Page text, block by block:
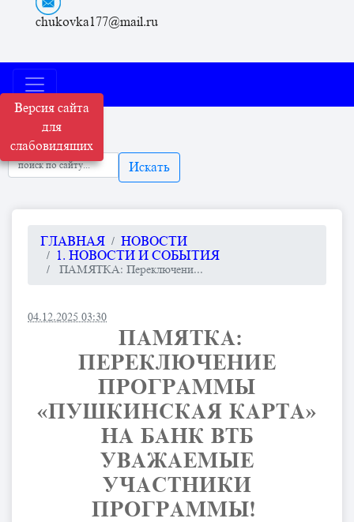
Версия сайта
для
слабовидящих
chukovka177@mail.ru
Искать
ГЛАВНАЯ
НОВОСТИ
1. НОВОСТИ И СОБЫТИЯ
​ ПАМЯТКА: Переключени...
04.12.2025 03:30
​ ПАМЯТКА:
ПЕРЕКЛЮЧЕНИЕ
ПРОГРАММЫ
«ПУШКИНСКАЯ КАРТА»
НА БАНК ВТБ
УВАЖАЕМЫЕ
УЧАСТНИКИ
ПРОГРАММЫ! ​